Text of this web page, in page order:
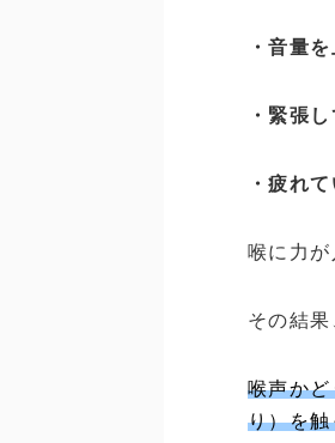
・音量
・緊張
・疲れ
喉に力
その結
喉声か
り）を